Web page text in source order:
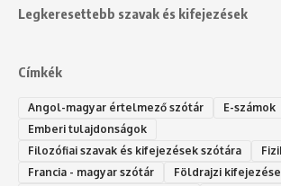
Legkeresettebb szavak és kifejezések
Címkék
Angol-magyar értelmező szótár E-számok
Emberi tulajdonságok
Filozófiai szavak és kifejezések szótára
Francia - magyar szótár
Földrajzi